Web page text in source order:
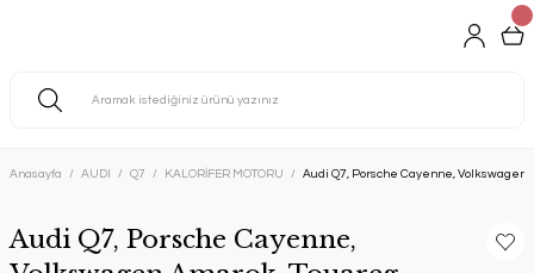
Anasayfa AUDI Q7 KALORİFER MOTORU Audi Q7, Porsche Cayenne, Volkswagen
Audi Q7, Porsche Cayenne,